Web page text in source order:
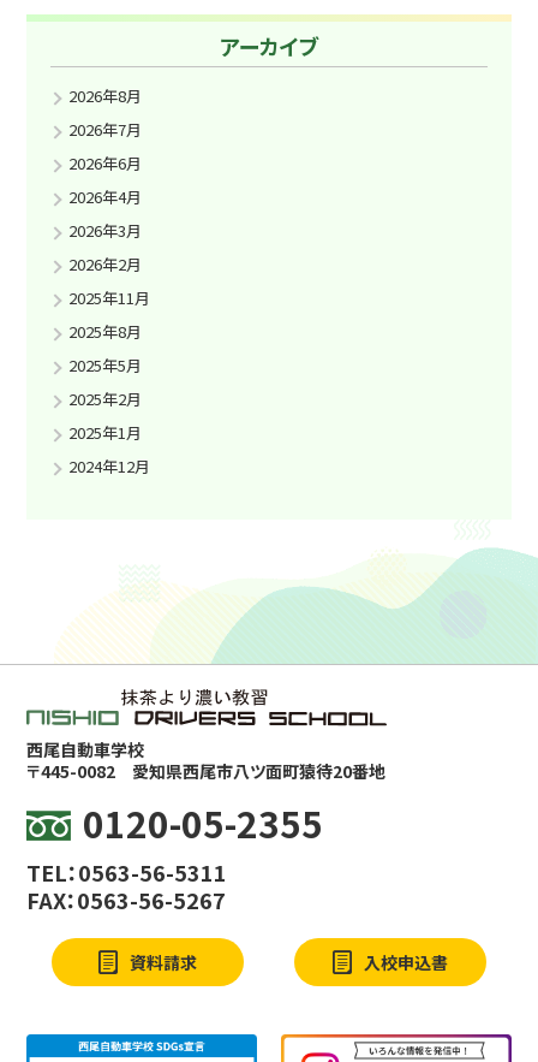
アーカイブ
2026年8月
2026年7月
2026年6月
2026年4月
2026年3月
2026年2月
2025年11月
2025年8月
2025年5月
2025年2月
2025年1月
2024年12月
西尾自動車学校
〒445-0082
愛知県西尾市八ツ面町猿待20番地
0120-05-2355
TEL：0563-56-5311
FAX：0563-56-5267
資料請求 入校申込書